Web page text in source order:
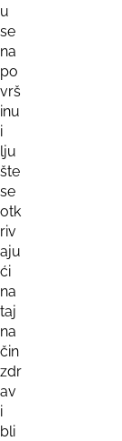
u
se
na
po
vrš
inu
i
lju
šte
se
otk
riv
aju
ći
na
taj
na
čin
zdr
av
i
bli